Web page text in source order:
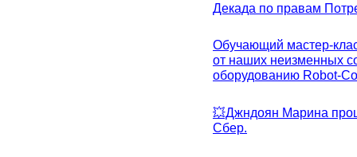
Декада по правам
Обучающий мастер-
от наших неизменных
оборудованию Robot-
💥Джндоян Марина
Сбер.